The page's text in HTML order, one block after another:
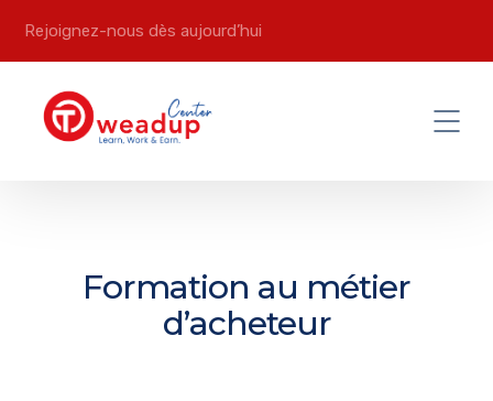
Rejoignez-nous dès aujourd’hui
Formation au métier
d’acheteur